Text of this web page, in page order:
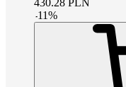
430.28 PLN
-11%